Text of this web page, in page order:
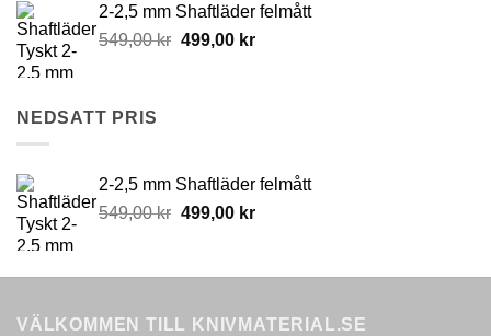
2-2,5 mm Shaftläder felmått
549,00kr Original
499,00 krCurrent
NEDSATT PRIS
2-2,5 mm Shaftläder felmått
549,00kr Original
549,00 kr.
499,00 krCurrent
499,00 kr.
VÄLKOMMEN TILL KNIVMATERIAL.SE